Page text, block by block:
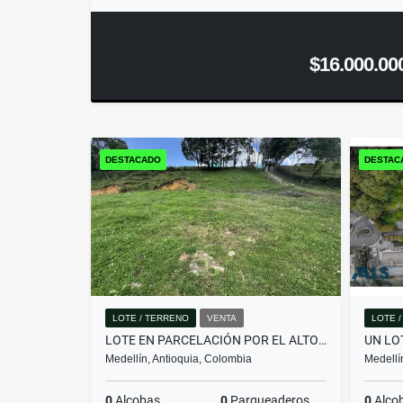
DESTACADO
LOTE / TERRENO VENTA
LOTE EN PARCELACIÓN POR EL ALTO DE PALMAS CON LICENCIA
Medellín, Antioquia, Colombia
LOTE /